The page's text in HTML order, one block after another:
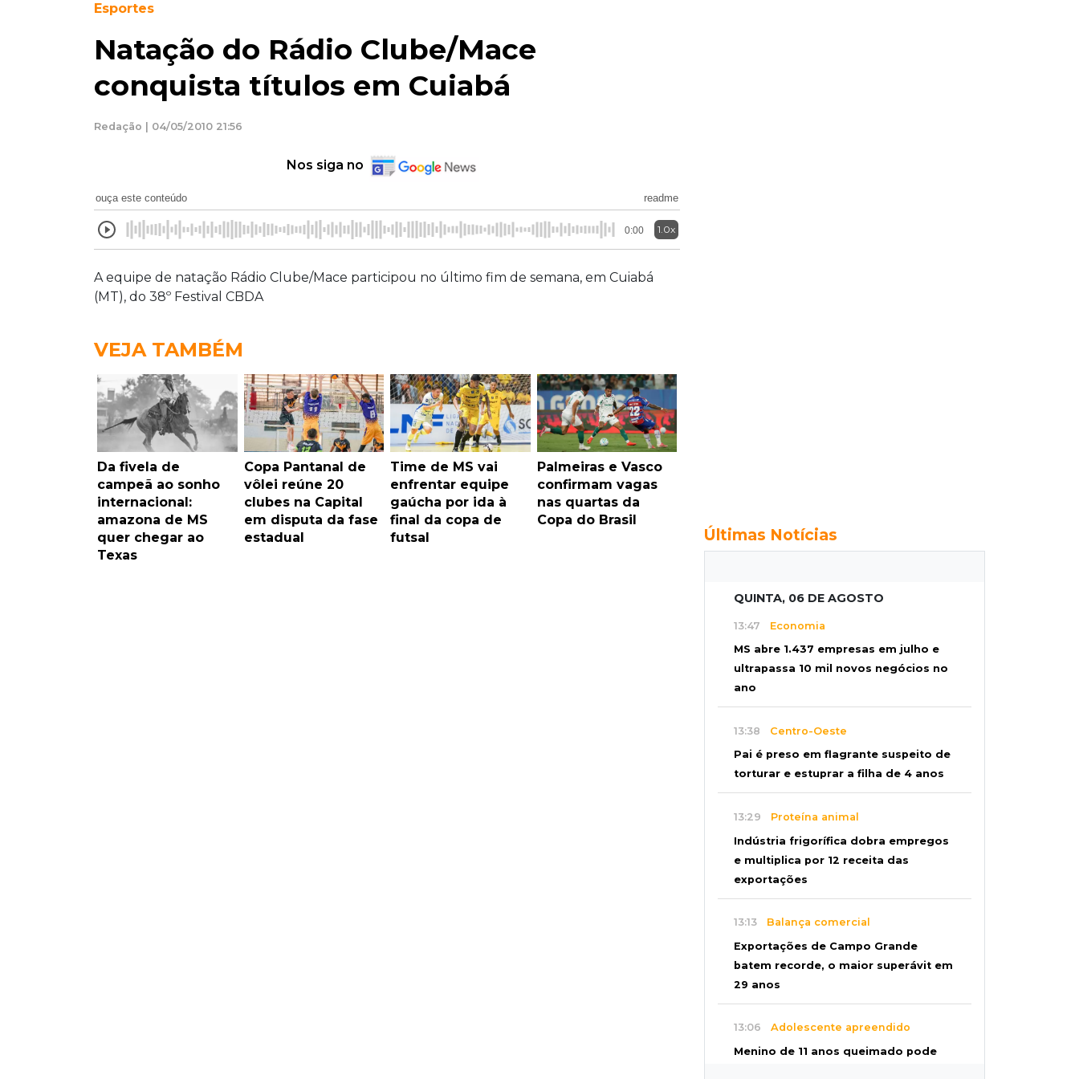
Esportes
Natação do Rádio Clube/Mace
conquista títulos em Cuiabá
Redação | 04/05/2010 21:56
Nos siga no
ouça este conteúdo readme
0:00 1.0x
A equipe de natação Rádio Clube/Mace participou no último fim de semana, em Cuiabá
(MT), do 38º Festival CBDA
VEJA TAMBÉM
Da fivela de
campeã ao sonho
internacional:
amazona de MS
quer chegar ao
Texas
Copa Pantanal de
vôlei reúne 20
clubes na Capital
em disputa da fase
estadual
Time de MS vai
enfrentar equipe
gaúcha por ida à
final da copa de
futsal
Palmeiras e Vasco
confirmam vagas
nas quartas da
Copa do Brasil
Últimas Notícias
QUINTA, 06 DE AGOSTO
13:47 Economia
MS abre 1.437 empresas em julho e
ultrapassa 10 mil novos negócios no
ano
13:38 Centro-Oeste
Pai é preso em flagrante suspeito de
torturar e estuprar a filha de 4 anos
13:29 Proteína animal
Indústria frigorífica dobra empregos
e multiplica por 12 receita das
exportações
13:13 Balança comercial
Exportações de Campo Grande
batem recorde, o maior superávit em
29 anos
13:06 Adolescente apreendido
Menino de 11 anos queimado pode